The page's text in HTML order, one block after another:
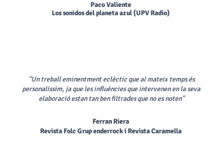
Paco Valiente
Los sonidos del planeta azul (UPV Radio)
"Un treball eminentment eclèctic que al mateix temps és
personalíssim, ja que les influències que intervenen en la seva
elaboració estan tan ben filtrades que no es noten"
Ferran Riera
Revista Folc Grup enderrock i Revista Caramella